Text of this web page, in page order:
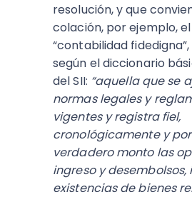
resolución, y que
colación, por ejemplo,
“contabilidad
según el diccionario
del SII: “aquella que se
normas legales y
vigentes y registra fiel,
cronológicamente y
verdadero monto las
ingreso y desembolsos,
existencias de bienes